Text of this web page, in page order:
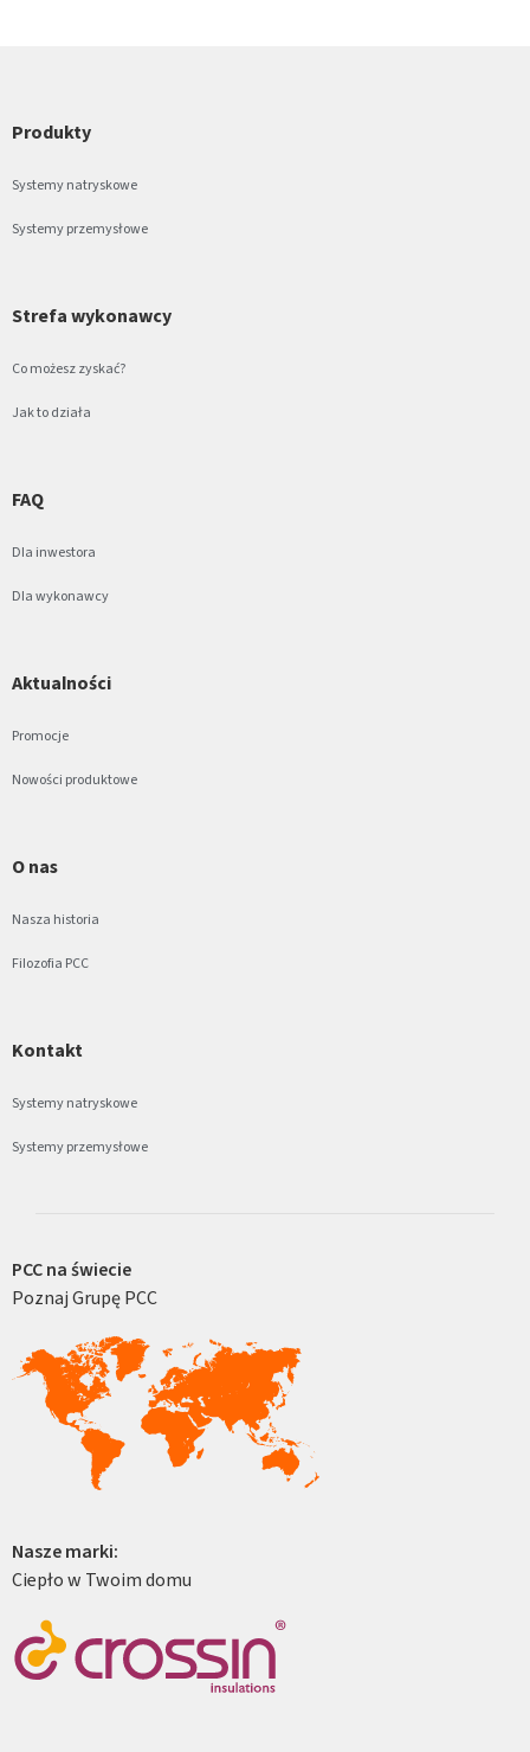
Produkty
Systemy natryskowe
Systemy przemysłowe
Strefa wykonawcy
Co możesz zyskać?
Jak to działa
FAQ
Dla inwestora
Dla wykonawcy
Aktualności
Promocje
Nowości produktowe
O nas
Nasza historia
Filozofia PCC
Kontakt
Systemy natryskowe
Systemy przemysłowe
PCC na świecie
Poznaj Grupę PCC
Nasze marki:
Ciepło w Twoim domu